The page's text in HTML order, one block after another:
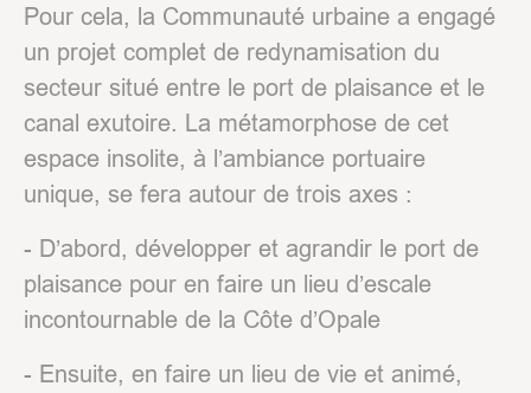
Pour cela, la Communauté urbaine a engagé
un projet complet de redynamisation du
secteur situé entre le port de plaisance et le
canal exutoire. La métamorphose de cet
espace insolite, à l’ambiance portuaire
unique, se fera autour de trois axes :
- D’abord, développer et agrandir le port de
plaisance pour en faire un lieu d’escale
incontournable de la Côte d’Opale
- Ensuite, en faire un lieu de vie et animé,